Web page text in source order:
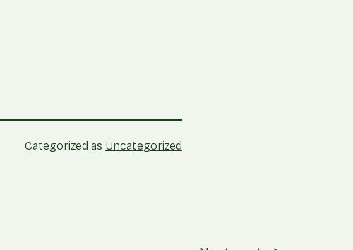
Categorized as Uncategorized